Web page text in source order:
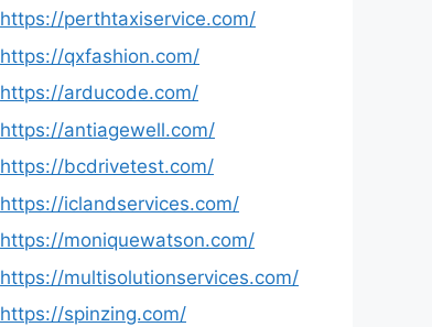
https://perthtaxiservice.com/
https://qxfashion.com/
https://arducode.com/
https://antiagewell.com/
https://bcdrivetest.com/
https://iclandservices.com/
https://moniquewatson.com/
https://multisolutionservices.com/
https://spinzing.com/